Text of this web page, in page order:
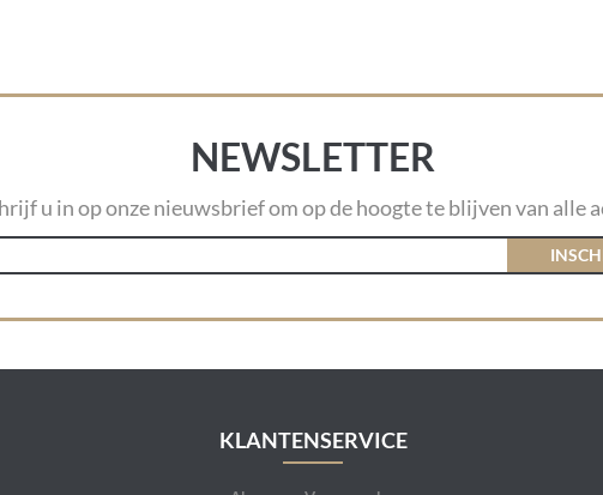
NEWSLETTER
u in op onze nieuwsbrief om op de hoogte te blijven van alle
KLANTENSERVICE